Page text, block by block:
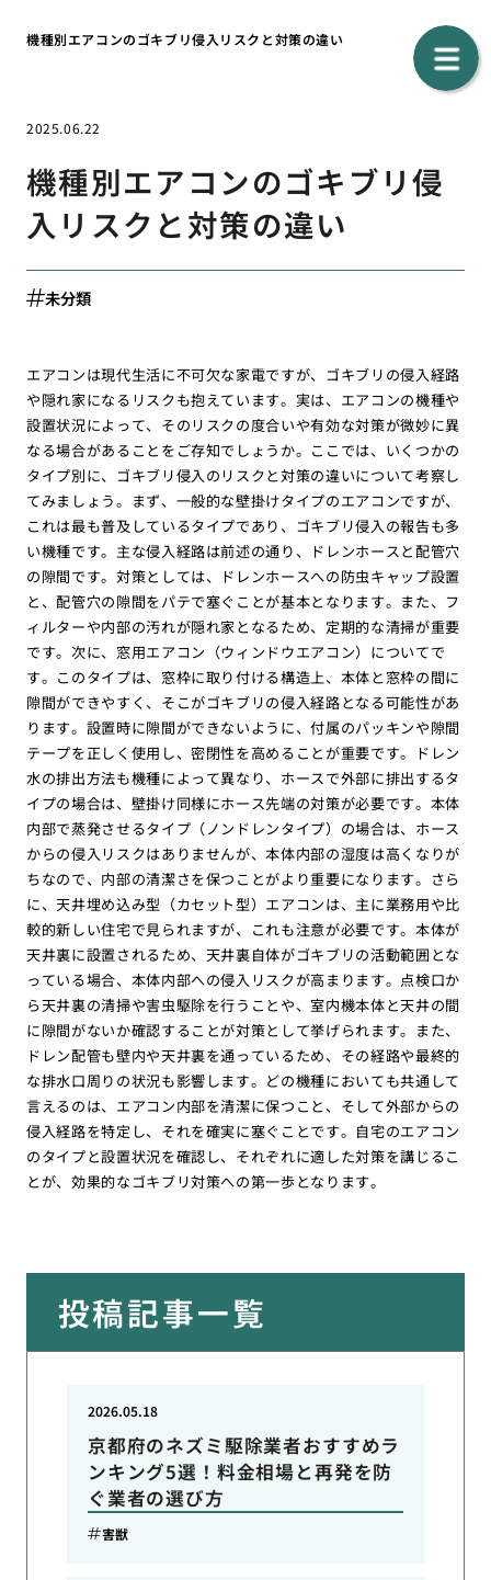
機種別エアコンのゴキブリ侵入リスクと対策の違い
2025.06.22
機種別エアコンのゴキブリ侵
入リスクと対策の違い
未分類
エアコンは現代生活に不可欠な家電ですが、ゴキブリの侵入経路
や隠れ家になるリスクも抱えています。実は、エアコンの機種や
設置状況によって、そのリスクの度合いや有効な対策が微妙に異
なる場合があることをご存知でしょうか。ここでは、いくつかの
タイプ別に、ゴキブリ侵入のリスクと対策の違いについて考察し
てみましょう。まず、一般的な壁掛けタイプのエアコンですが、
これは最も普及しているタイプであり、ゴキブリ侵入の報告も多
い機種です。主な侵入経路は前述の通り、ドレンホースと配管穴
の隙間です。対策としては、ドレンホースへの防虫キャップ設置
と、配管穴の隙間をパテで塞ぐことが基本となります。また、フ
ィルターや内部の汚れが隠れ家となるため、定期的な清掃が重要
です。次に、窓用エアコン（ウィンドウエアコン）についてで
す。このタイプは、窓枠に取り付ける構造上、本体と窓枠の間に
隙間ができやすく、そこがゴキブリの侵入経路となる可能性があ
ります。設置時に隙間ができないように、付属のパッキンや隙間
テープを正しく使用し、密閉性を高めることが重要です。ドレン
水の排出方法も機種によって異なり、ホースで外部に排出するタ
イプの場合は、壁掛け同様にホース先端の対策が必要です。本体
内部で蒸発させるタイプ（ノンドレンタイプ）の場合は、ホース
からの侵入リスクはありませんが、本体内部の湿度は高くなりが
ちなので、内部の清潔さを保つことがより重要になります。さら
に、天井埋め込み型（カセット型）エアコンは、主に業務用や比
較的新しい住宅で見られますが、これも注意が必要です。本体が
天井裏に設置されるため、天井裏自体がゴキブリの活動範囲とな
っている場合、本体内部への侵入リスクが高まります。点検口か
ら天井裏の清掃や害虫駆除を行うことや、室内機本体と天井の間
に隙間がないか確認することが対策として挙げられます。また、
ドレン配管も壁内や天井裏を通っているため、その経路や最終的
な排水口周りの状況も影響します。どの機種においても共通して
言えるのは、エアコン内部を清潔に保つこと、そして外部からの
侵入経路を特定し、それを確実に塞ぐことです。自宅のエアコン
のタイプと設置状況を確認し、それぞれに適した対策を講じるこ
とが、効果的なゴキブリ対策への第一歩となります。
投稿記事一覧
京都府のネズミ駆除業者おすすめラ
ンキング5選！料金相場と再発を防
ぐ業者の選び方
2026.05.18
害獣